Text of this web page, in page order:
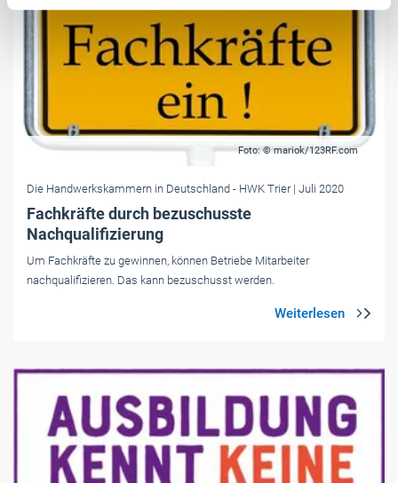
Foto: © mariok/123RF.com
Die Handwerkskammern in Deutschland - HWK Trier | Juli 2020
Fachkräfte durch bezuschusste
Nachqualifizierung
Um Fachkräfte zu gewinnen, können Betriebe Mitarbeiter
nachqualifizieren. Das kann bezuschusst werden.